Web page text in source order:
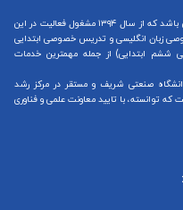
می باشد که از سال ۱۳۹۴ مشغول فعالیت در این
زبان انگلیسیو تدریس خصوصی ابتدایی
ششم ابتدایی) از جمله مهمترین خدمات
صنعتی شریف و مستقر در مرکز رشد
توانسته، با تایید معاونت علمی و فناوری